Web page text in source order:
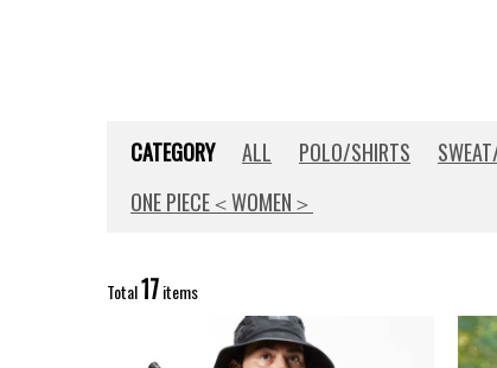
CATEGORY ALL POLO/SHIRTS
ONE PIECE＜WOMEN＞
Total17items